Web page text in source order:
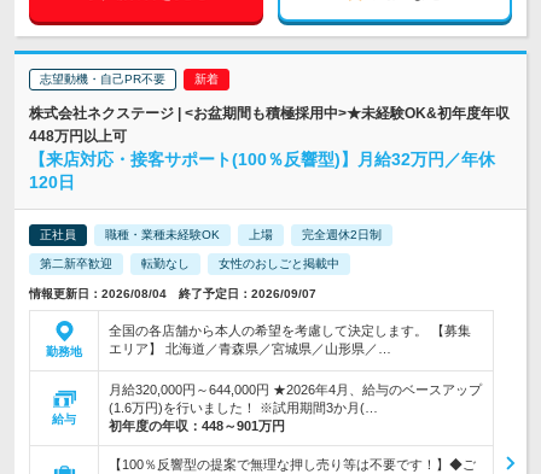
志望動機・自己PR不要
株式会社ネクステージ | <お盆期間も積極採用中>★未経験OK&初年度年収
448万円以上可
【来店対応・接客サポート(100％反響型)】月給32万円／年休
120日
正社員 職種・業種未経験OK 上場 完全週休2日制
第二新卒歓迎 転勤なし 女性のおしごと掲載中
情報更新日：2026/08/04 終了予定日：2026/09/07
勤務地
全国の各店舗から本人の希望を考慮して決定します。 【募集
エリア】 北海道／青森県／宮城県／山形県／…
給与
月給320,000円～644,000円 ★2026年4月、給与のベースアップ
(1.6万円)を行いました！ ※試用期間3か月(…
初年度の年収： 448～901万円
【100％反響型の提案で無理な押し売り等は不要です！】◆ご